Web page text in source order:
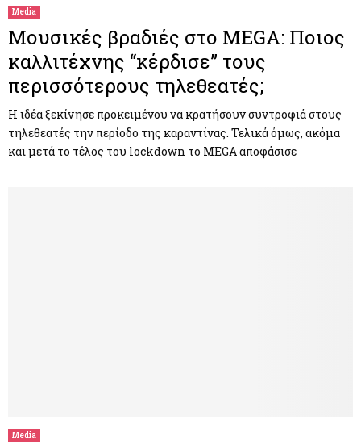
Media
Μουσικές βραδιές στο MEGA: Ποιος
καλλιτέχνης “κέρδισε” τους
περισσότερους τηλεθεατές;
Η ιδέα ξεκίνησε προκειμένου να κρατήσουν συντροφιά στους
τηλεθεατές την περίοδο της καραντίνας. Τελικά όμως, ακόμα
και μετά το τέλος του lockdown το MEGA αποφάσισε
Media